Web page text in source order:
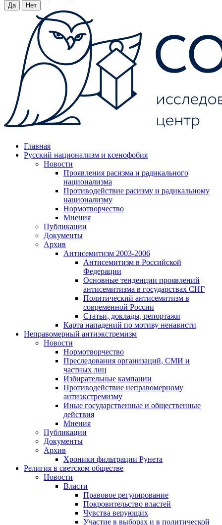
Да Нет
Главная
Русский национализм и ксенофобия
Новости
Проявления расизма и радикального
национализма
Противодействие расизму и радикальному
национализму
Нормотворчество
Мнения
Публикации
Документы
Архив
Антисемитизм 2003-2006
Антисемитизм в Российской
Федерации
Основные тенденции проявлений
антисемитизма в государствах СНГ
Политический антисемитизм в
современной России
Статьи, доклады, репортажи
Карта нападений по мотиву ненависти
Неправомерный антиэкстремизм
Новости
Нормотворчество
Преследования организаций, СМИ и
частных лиц
Избирательные кампании
Противодействие неправомерному
антиэкстремизму
Иные государственные и общественные
действия
Мнения
Публикации
Документы
Архив
Хроники фильтрации Рунета
Религия в светском обществе
Новости
Власти
Правовое регулирование
Покровительство властей
Чувства верующих
Участие в выборах и в политической